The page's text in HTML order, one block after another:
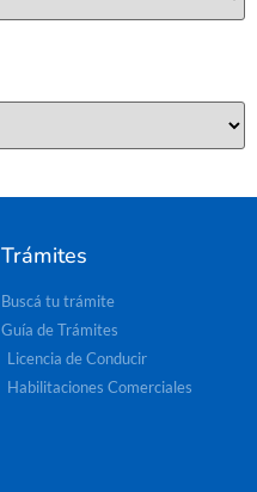
Trámites
Buscá tu trámite
Guía de Trámites
Licencia de Conducir
Habilitaciones Comerciales